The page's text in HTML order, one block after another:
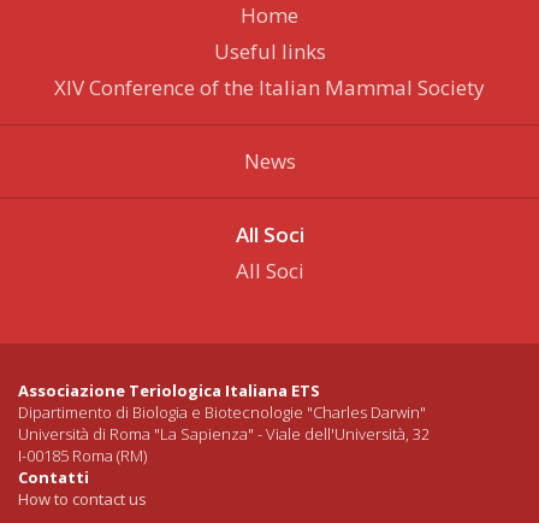
Home
Useful links
XIV Conference of the Italian Mammal Society
News
All Soci
All Soci
Associazione Teriologica Italiana ETS
Dipartimento di Biologia e Biotecnologie "Charles Darwin"
Università di Roma "La Sapienza" - Viale dell'Università, 32
I-00185 Roma (RM)
Contatti
How to contact us